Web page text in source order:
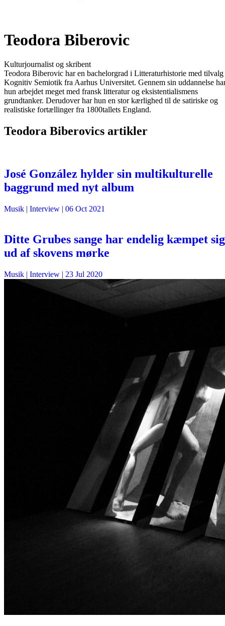
Teodora Biberovic
Kulturjournalist og skribent
Teodora Biberovic har en bachelorgrad i Litteraturhistorie med
Kognitiv Semiotik fra Aarhus Universitet. Gennem sin uddannelse
hun arbejdet meget med fransk litteratur og eksistentialismens
grundtanker. Derudover har hun en stor kærlighed til de satiriske og
realistiske fortællinger fra 1800tallets England.
Teodora Biberovics artikler
José González hylder sin multikulturelle
baggrund med nyt album
Musik | Interview | 06 Oct 2021
Ditte Grubes sange har endelig kæmpet sig
ud af skovens mørke
Musik | Interview | 23 Jul 2020